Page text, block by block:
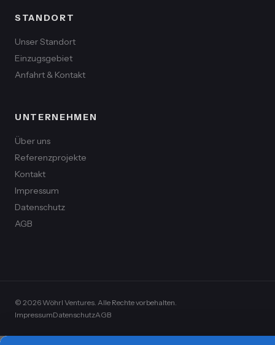
STANDORT
Unser Standort
Einzugsgebiet
Anfahrt & Kontakt
UNTERNEHMEN
Über uns
Referenzprojekte
Kontakt
Impressum
Datenschutz
AGB
© 2026 Wöhrl Ventures. Alle Rechte vorbehalten.
ImpressumDatenschutzAGB